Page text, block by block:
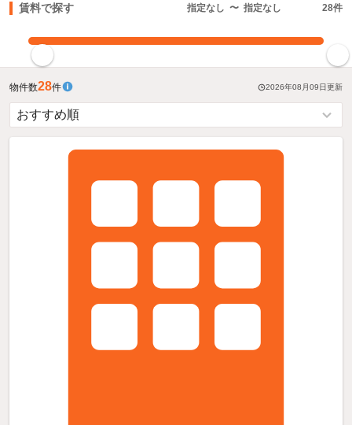
賃料で探す 指定なし 〜 指定なし 28件
物件数28件 2026年08月09日更新